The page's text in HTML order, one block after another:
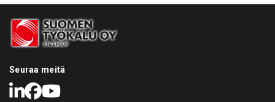
- AHCON Wheel Lift WL 900+ rengasnostin ja rullaratapöytä
- AHCON BBRT 900 palteenirrotin
- AHCON IT 700 automaattinen täyttöasema kahdella
rullapöydän jatkolla
- AHCON WCL 700 keskitysnostin
Seuraa meitä
LinkedIn
Facebook
Youtube